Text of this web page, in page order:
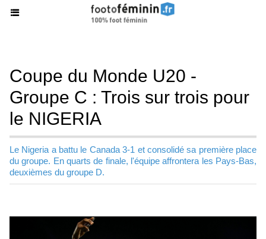
Coupe du Monde U20 -
Groupe C : Trois sur trois pour
le NIGERIA
Le Nigeria a battu le Canada 3-1 et consolidé sa première place
du groupe. En quarts de finale, l'équipe affrontera les Pays-Bas,
deuxièmes du groupe D.